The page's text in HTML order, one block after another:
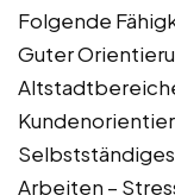
Folgende
Guter
Arbeiten –